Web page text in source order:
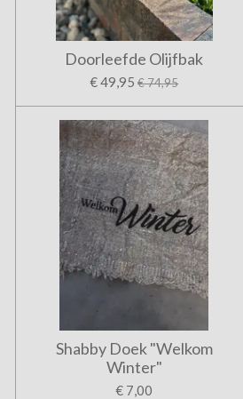
Doorleefde Olijfbak
€ 49,95 € 74,95
Shabby Doek "Welkom
Winter"
€ 7,00